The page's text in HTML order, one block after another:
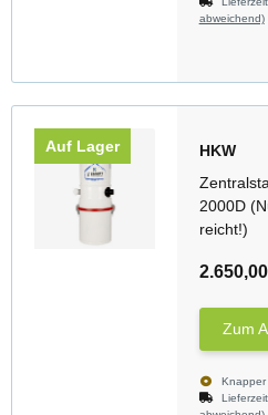
abweichend)
Auf Lager
HKW
2000D
reicht!)
Zum